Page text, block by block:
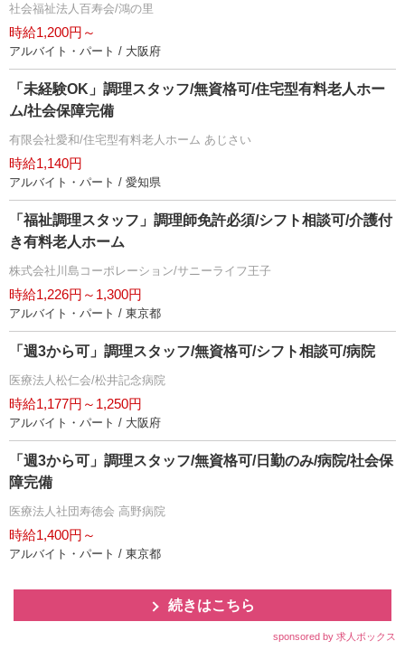
社会福祉法人百寿会/鴻の里
時給1,200円～
アルバイト・パート / 大阪府
「未経験OK」調理スタッフ/無資格可/住宅型有料老人ホー
ム/社会保障完備
有限会社愛和/住宅型有料老人ホーム あじさい
時給1,140円
アルバイト・パート / 愛知県
「福祉調理スタッフ」調理師免許必須/シフト相談可/介護付
き有料老人ホーム
株式会社川島コーポレーション/サニーライフ王子
時給1,226円～1,300円
アルバイト・パート / 東京都
「週3から可」調理スタッフ/無資格可/シフト相談可/病院
医療法人松仁会/松井記念病院
時給1,177円～1,250円
アルバイト・パート / 大阪府
「週3から可」調理スタッフ/無資格可/日勤のみ/病院/社会保
障完備
医療法人社団寿徳会 高野病院
時給1,400円～
アルバイト・パート / 東京都
続きはこちら
sponsored by 求人ボックス